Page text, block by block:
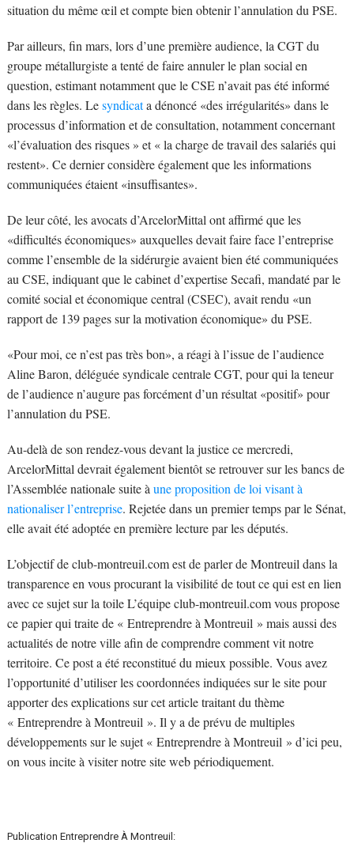
situation du même œil et compte bien obtenir l’annulation du PSE.
Par ailleurs, fin mars, lors d’une première audience, la CGT du
groupe métallurgiste a tenté de faire annuler le plan social en
question, estimant notamment que le CSE n’avait pas été informé
dans les règles. Lesyndicata dénoncé «des irrégularités» dans le
processus d’information et de consultation, notamment concernant
«l’évaluation des risques » et « la charge de travail des salariés qui
restent». Ce dernier considère également que les informations
communiquées étaient «insuffisantes».
De leur côté, les avocats d’ArcelorMittal ont affirmé que les
«difficultés économiques» auxquelles devait faire face l’entreprise
comme l’ensemble de la sidérurgie avaient bien été communiquées
au CSE, indiquant que le cabinet d’expertise Secafi, mandaté par le
comité social et économique central (CSEC), avait rendu «un
rapport de 139 pages sur la motivation économique» du PSE.
«Pour moi, ce n’est pas très bon», a réagi à l’issue de l’audience
Aline Baron, déléguée syndicale centrale CGT, pour qui la teneur
de l’audience n’augure pas forcément d’un résultat «positif» pour
l’annulation du PSE.
Au-delà de son rendez-vous devant la justice ce mercredi,
ArcelorMittal devrait également bientôt se retrouver sur les bancs de
l’Assemblée nationale suite àune proposition de loi visant à
nationaliser l’entreprise. Rejetée dans un premier temps par le Sénat,
elle avait été adoptée en première lecture par les députés.
L’objectif de club-montreuil.com est de parler de Montreuil dans la
transparence en vous procurant la visibilité de tout ce qui est en lien
avec ce sujet sur la toile L’équipe club-montreuil.com vous propose
ce papier qui traite de « Entreprendre à Montreuil » mais aussi des
actualités de notre ville afin de comprendre comment vit notre
territoire. Ce post a été reconstitué du mieux possible. Vous avez
l’opportunité d’utiliser les coordonnées indiquées sur le site pour
apporter des explications sur cet article traitant du thème
« Entreprendre à Montreuil ». Il y a de prévu de multiples
développements sur le sujet « Entreprendre à Montreuil » d’ici peu,
on vous incite à visiter notre site web périodiquement.
Publication Entreprendre À Montreuil: